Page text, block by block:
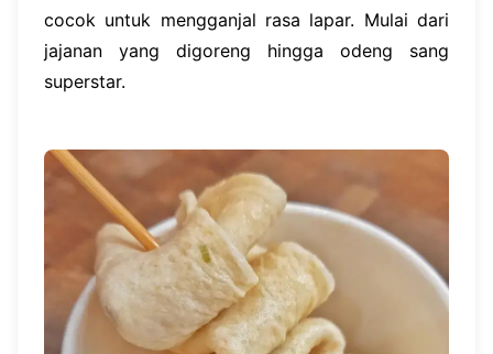
cocok untuk mengganjal rasa lapar. Mulai dari
jajanan yang digoreng hingga odeng sang
superstar.